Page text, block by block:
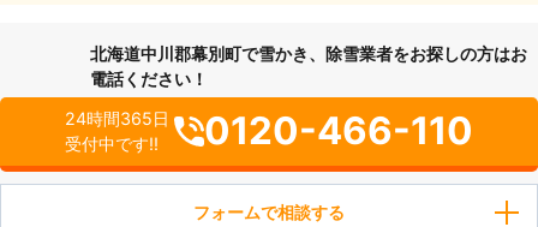
北海道中川郡幕別町で雪かき、除雪業者をお探しの方はお
電話ください！
24時間365日
受付中です!!
0120-466-110
フォームで相談する